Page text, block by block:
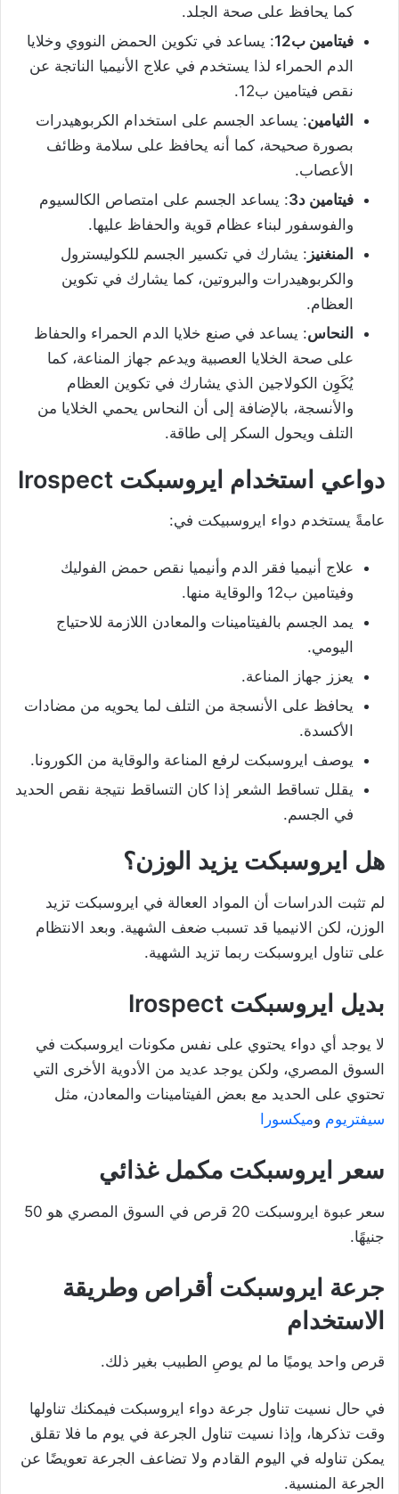
كما يحافظ على صحة الجلد.
فيتامين ب12
: يساعد في تكوين الحمض النووي وخلايا
الدم الحمراء لذا يستخدم في علاج الأنيميا الناتجة عن
نقص فيتامين ب12.
الثيامين: يساعد الجسم على استخدام الكربوهيدرات
بصورة صحيحة، كما أنه يحافظ على سلامة وظائف
الأعصاب.
فيتامين د3
: يساعد الجسم على امتصاص الكالسيوم
والفوسفور لبناء عظام قوية والحفاظ عليها.
المنغنيز : يشارك في تكسير الجسم للكوليسترول
والكربوهيدرات والبروتين، كما يشارك في تكوين
العظام.
النحاس: يساعد في صنع خلايا الدم الحمراء والحفاظ
على صحة الخلايا العصبية ويدعم جهاز المناعة، كما
يُكَوِن الكولاجين الذي يشارك في تكوين العظام
والأنسجة، بالإضافة إلى أن النحاس يحمي الخلايا من
التلف ويحول السكر إلى طاقة.
دواعي استخدام ايروسبكت
عامةً يستخدم دواء ايروسبيكت في:
علاج أنيميا فقر الدم وأنيميا نقص حمض الفوليك
وفيتامين ب12 والوقاية منها.
يمد الجسم بالفيتامينات والمعادن اللازمة للاحتياج
اليومي.
يعزز جهاز المناعة.
يحافظ على الأنسجة من التلف لما يحويه من مضادات
الأكسدة.
يوصف ايروسبكت لرفع المناعة والوقاية من الكورونا.
يقلل تساقط الشعر إذا كان التساقط نتيجة نقص الحديد
في الجسم.
هل ايروسبكت يزيد الوزن؟
لم تثبت الدراسات أن المواد الععالة في ايروسبكت تزيد
الوزن، لكن الانيميا قد تسبب ضعف الشهية. وبعد الانتظام
على تناول ايروسبكت ربما تزيد الشهية.
بديل ايروسبكت Irospect
لا يوجد أي دواء يحتوي على نفس مكونات ايروسبكت في
السوق المصري، ولكن يوجد عديد من الأدوية الأخرى التي
تحتوي على الحديد مع بعض الفيتامينات والمعادن، مثل
سيفتريوم وميكسورا
سعر ايروسبكت مكمل غذائي
سعر عبوة ايروسبكت 20 قرص في السوق المصري هو 50
جنيهًا.
جرعة ايروسبكت أقراص وطريقة
الاستخدام
قرص واحد يوميًا ما لم يوصِ الطبيب بغير ذلك.
في حال نسيت تناول جرعة دواء ايروسبكت فيمكنك تناولها
وقت تذكرها، وإذا نسيت تناول الجرعة في يوم ما فلا تقلق
يمكن تناوله في اليوم القادم ولا تضاعف الجرعة تعويضًا عن
الجرعة المنسية.